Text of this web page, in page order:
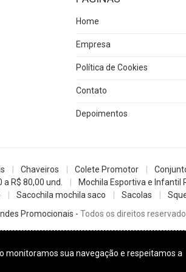
Home
Empresa
Política de Cookies
Contato
Depoimentos
Chaveiros Colete Promotor
R$ 80,00 und. Mochila Esportiva e Infantil
Sacochila mochila saco Sacolas
Promocionais - Todos os direitos
monitoramos sua navegação e respeitamos a